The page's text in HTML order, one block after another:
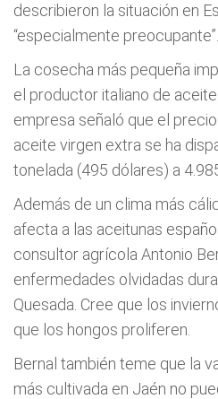
describieron la situación en
“especialmente preocupante”.
La cosecha más pequeña
el productor italiano de
empresa señaló que el
aceite virgen extra se ha
tonelada (495 dólares) a
Además de un clima más
afecta a las aceitunas
consultor agrícola Antonio
enfermedades olvidadas
Quesada. Cree que los
que los hongos proliferen.
Bernal también teme que la
más cultivada en Jaén no